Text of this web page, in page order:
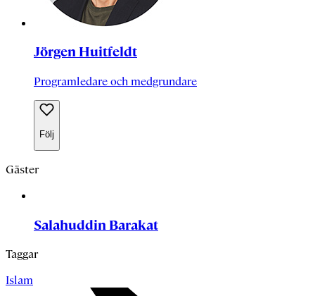
Jörgen Huitfeldt
Programledare och medgrundare
Följ
Gäster
Salahuddin Barakat
Taggar
Islam